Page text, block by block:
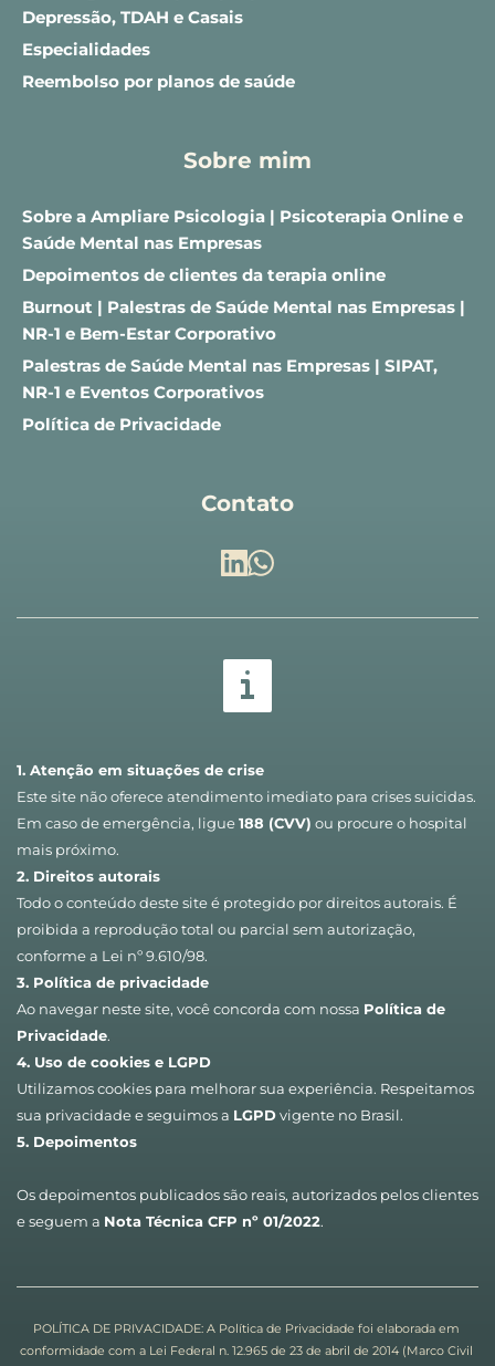
Depressão, TDAH e Casais
Especialidades
Reembolso por planos de saúde
Sobre mim
Sobre a Ampliare Psicologia | Psicoterapia Online e
Saúde Mental nas Empresas
Depoimentos de clientes da terapia online
Burnout | Palestras de Saúde Mental nas Empresas |
NR-1 e Bem-Estar Corporativo
Palestras de Saúde Mental nas Empresas | SIPAT,
NR-1 e Eventos Corporativos
Política de Privacidade
Contato
1. Atenção em situações de crise
Este site não oferece atendimento imediato para crises suicidas.
Em caso de emergência, ligue 188 (CVV) ou procure o hospital
mais próximo.
2. Direitos autorais
Todo o conteúdo deste site é protegido por direitos autorais. É
proibida a reprodução total ou parcial sem autorização,
conforme a Lei nº 9.610/98.
3. Política de privacidade
Ao navegar neste site, você concorda com nossa Política de
Privacidade.
4. Uso de cookies e LGPD
Utilizamos cookies para melhorar sua experiência. Respeitamos
sua privacidade e seguimos a LGPD vigente no Brasil.
5. Depoimentos
Os depoimentos publicados são reais, autorizados pelos clientes
e seguem a Nota Técnica CFP nº 01/2022.
POLÍTICA DE PRIVACIDADE: A Política de Privacidade foi elaborada em
conformidade com a Lei Federal n. 12.965 de 23 de abril de 2014 (Marco Civil